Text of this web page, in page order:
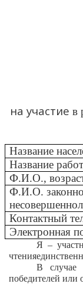
на участие в
Название
Название
Ф.И.О.,
Ф.И.О.
Контактный
Электронная
Я –
чтения
В случае
победителей